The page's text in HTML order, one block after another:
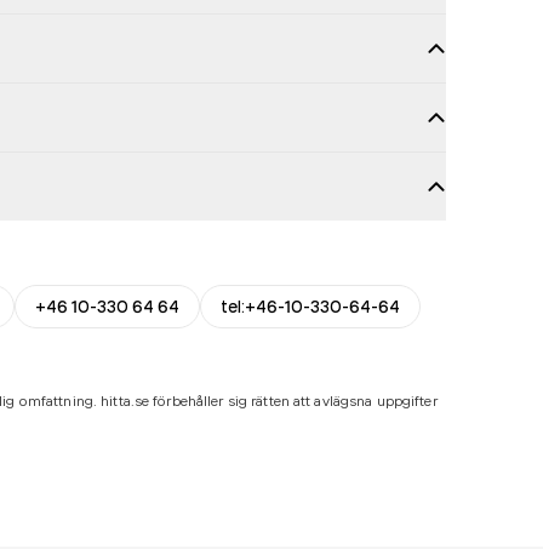
+46 10-330 64 64 tel:+46-10-330-64-64
omfattning. hitta.se förbehåller sig rätten att avlägsna uppgifter